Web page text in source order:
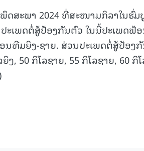
ດສະພາ 2024 ທີ່ສະໜາມກິລາໃນຮົ່ມ
ະເພດຕໍ່ສູ້ປ້ອງກັນຕົວ ໃນນີ້ປະເພດຟ້
ນທີມຍິງ-ຊາຍ. ສ່ວນປະເພດຕໍ່ສູ້ປ້ອງ
ງ, 50 ກິໂລຊາຍ, 55 ກິໂລຊາຍ, 60 ກິ